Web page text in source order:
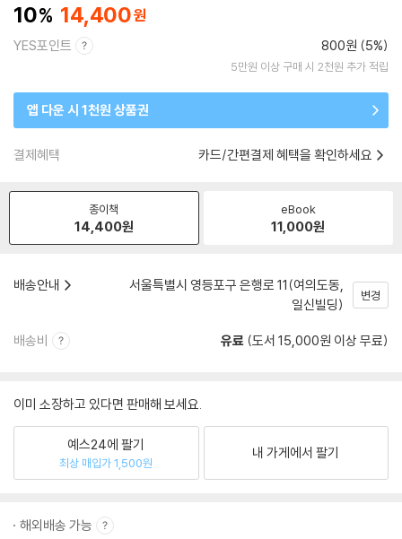
10 14,400
YES포인트 800원 (5%)
5만원 이상 구매 시 2천원 추가 적립
앱 다운 시 1천원 상품권
결제혜택 카드/간편결제 혜택을 확인하세요
종이책
14,400원
eBook
11,000원
배송안내
서울특별시 영등포구 은행로 11(여의도동,
일신빌딩)
변경
배송비 유료 (도서 15,000원 이상 무료)
이미 소장하고 있다면 판매해 보세요.
예스24에 팔기
최상 매입가 1,500원
내 가게에서 팔기
해외배송 가능